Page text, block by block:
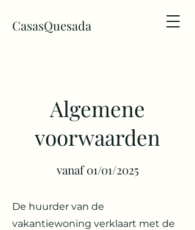
CasasQuesada
Algemene
voorwaarden
vanaf 01/01/2025
De huurder van de
vakantiewoning verklaart met de